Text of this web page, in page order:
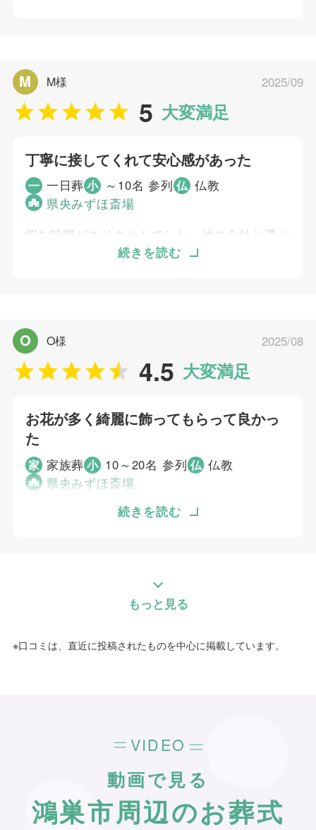
気持ちが暖かくなりました。
個別評価
事前相談 4
お迎え対応
打ち合わせの対応
ご葬儀当日の対応 5
5 大変満足
M M様 2025/09
丁寧に接してくれて安心感があった
一 一日葬小 ～10名 参列 仏 仏教
県央みずほ斎場
悩む時間がありませんでした。他の会社と選ぶ
間もなく、依頼せざるを得ない状況でした。正
など、何事にも丁寧に接してくださり、安心感
を与えていただきました。たくさんのお花を棺
に入れさせてもらい、また家でも飾れるように
きれいな花束にしてご用意してくださり、感謝
個別評価
お問い合わせ対応
お迎え対応
打ち合わせの対応
むすびすの葬祭プランナー
続きを読む
4.5 大変満足
O O様 2025/08
お花が多く綺麗に飾ってもらって良かっ
た
家 家族葬小 10～20名 参列 仏 仏教
県央みずほ斎場
急に亡くなったため、遺族としてはどうすれば
ため、近くで丁寧にサポートしてもらい、とて
も助かりました。喪主を初めて経験して不安な
した。
ご葬儀当日の対応
ご葬儀担当者
続きを読む
もっと見る
※口コミは、直近に投稿されたものを中心に掲載しています。
VIDEO
動画で見る
鴻巣市周辺のお葬式